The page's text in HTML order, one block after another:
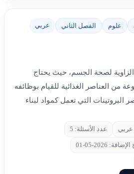
علوم الفصل الثاني عربي
لصحة الجسم، حيث يحتاج
من العناصر الغذائية للقيام بوظائفه
البروتينات التي تعمل كمواد لبناء
عربي عدد الأسئلة: 5
2026-05-01